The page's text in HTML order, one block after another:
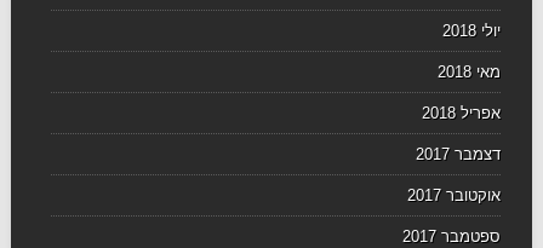
יולי 2018
מאי 2018
אפריל 2018
דצמבר 2017
אוקטובר 2017
ספטמבר 2017